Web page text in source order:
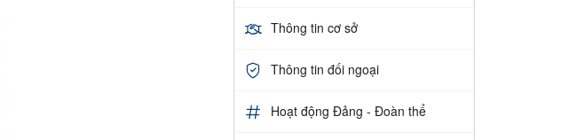
Thông tin cơ sở
Thông tin đối ngoại
Hoạt động Đảng - Đoàn thể